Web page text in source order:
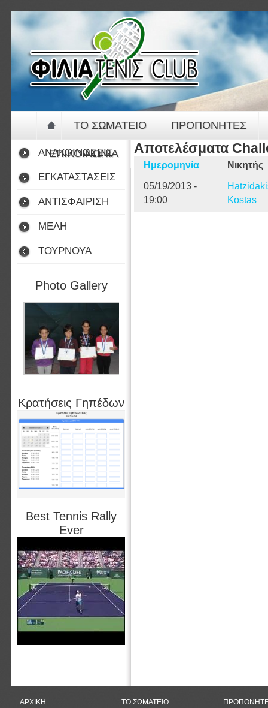
Αποτελέσματα
Ημερομηνία Νικητής
05/19/2013 -
19:00
Kostas
ΤΟ ΣΩΜΑΤΕΙΟ ΠΡΟΠΟΝΗΤΕΣ
ΕΠΙΚΟΙΝΩΝΙΑ
ΑΝΑΚΟΙΝΩΣΕΙΣ
ΕΓΚΑΤΑΣΤΑΣΕΙΣ
ΑΝΤΙΣΦΑΙΡΙΣΗ
ΜΕΛΗ
ΤΟΥΡΝΟΥΑ
Photo Gallery
Κρατήσεις Γηπέδων
Best Tennis Rally
Ever
ΑΡΧΙΚΗ
ΤΟ ΣΩΜΑΤΕΙΟ